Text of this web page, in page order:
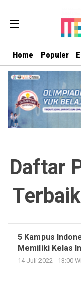
Home Populer
Daftar
5 Kampus
Memiliki Kelas
14 Juli 2022 - 13:00